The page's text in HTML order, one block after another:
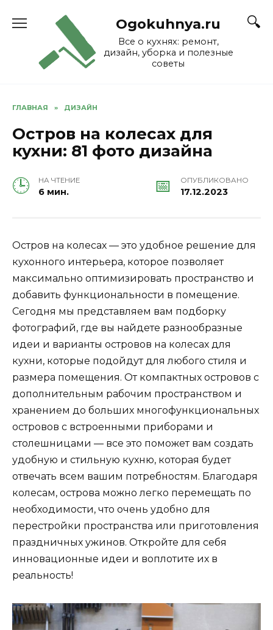
Ogokuhnya.ru
Все о кухнях: ремонт,
дизайн, уборка и полезные
советы
ГЛАВНАЯ » ДИЗАЙН
Остров на колесах для
кухни: 81 фото дизайна
НА ЧТЕНИЕ
6 мин.
ОПУБЛИКОВАНО
17.12.2023
Остров на колесах — это удобное решение для
кухонного интерьера, которое позволяет
максимально оптимизировать пространство и
добавить функциональности в помещение.
Сегодня мы представляем вам подборку
фотографий, где вы найдете разнообразные
идеи и варианты островов на колесах для
кухни, которые подойдут для любого стиля и
размера помещения. От компактных островов с
дополнительным рабочим пространством и
хранением до больших многофункциональных
островов с встроенными приборами и
столешницами — все это поможет вам создать
удобную и стильную кухню, которая будет
отвечать всем вашим потребностям. Благодаря
колесам, острова можно легко перемещать по
необходимости, что очень удобно для
перестройки пространства или приготовления
праздничных ужинов. Откройте для себя
инновационные идеи и воплотите их в
реальность!